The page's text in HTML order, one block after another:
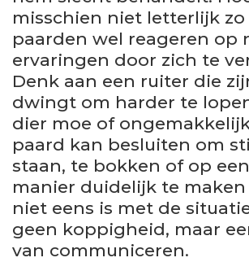
misschien niet letterlijk zo
paarden wel reageren op
ervaringen door zich te
Denk aan een ruiter die
dwingt om harder te
dier moe of
paard kan besluiten om
staan, te bokken of op
manier duidelijk te
niet eens is met de
geen koppigheid, maar
van communiceren.